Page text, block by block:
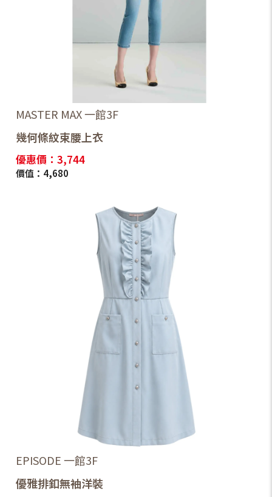
MASTER MAX 一館3F
幾何條紋束腰上衣
優惠價：3,744
價值：4,680
EPISODE 一館3F
優雅排釦無袖洋裝